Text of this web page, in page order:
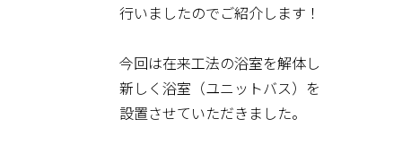
行いましたのでご紹介します！
今回は在来工法の浴室を解体し
新しく浴室（ユニットバス）を
設置させていただきました。